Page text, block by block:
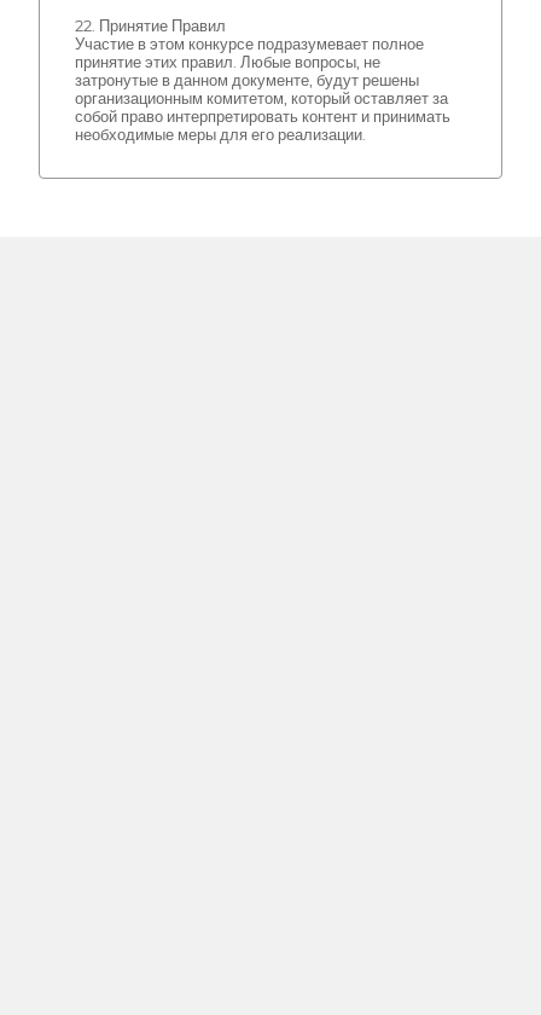
22. Принятие Правил
Участие в этом конкурсе подразумевает полное
принятие этих правил. Любые вопросы, не
затронутые в данном документе, будут решены
организационным комитетом, который оставляет за
собой право интерпретировать контент и принимать
необходимые меры для его реализации.